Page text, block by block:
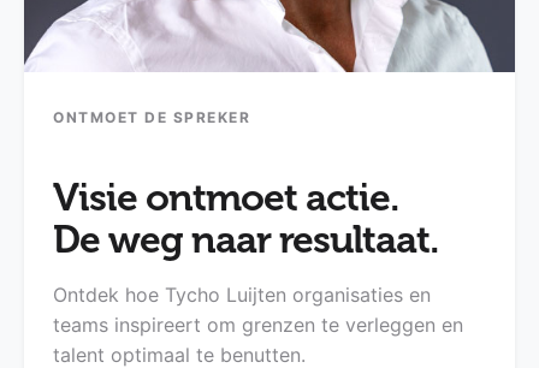
ONTMOET DE SPREKER
Visie ontmoet actie.
De weg naar resultaat.
Ontdek hoe Tycho Luijten organisaties en
teams inspireert om grenzen te verleggen en
talent optimaal te benutten.